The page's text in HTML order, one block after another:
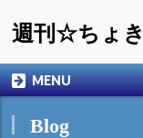
週刊☆ちょ
MENU
Blog